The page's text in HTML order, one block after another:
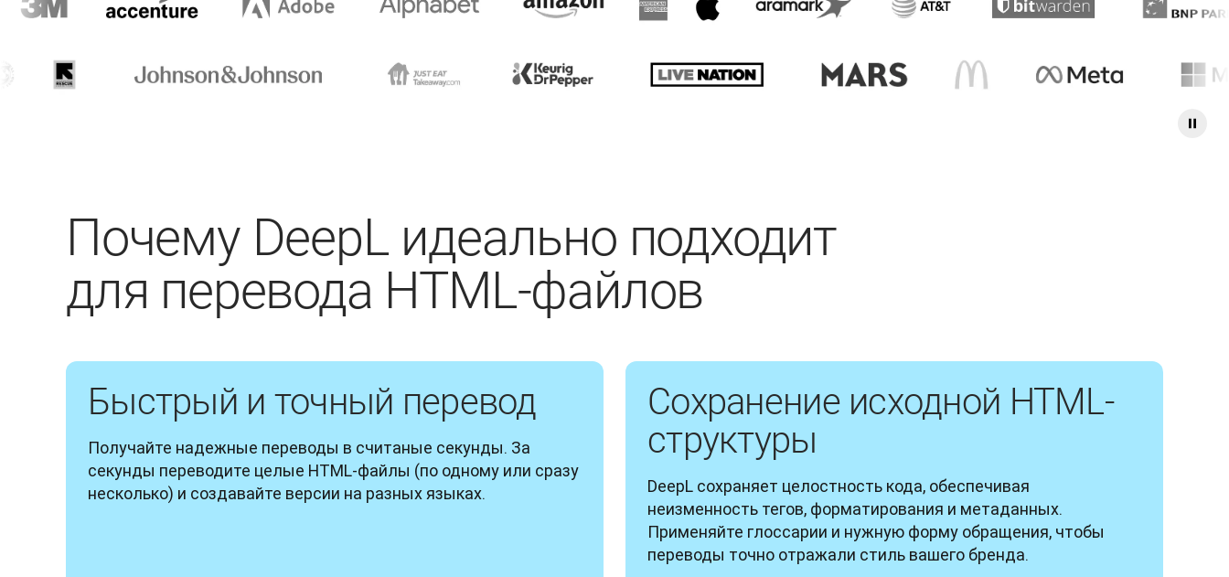
Почему DeepL идеально подходит
для перевода HTML-файлов
Быстрый и точный перевод
Получайте надежные переводы в считаные секунды. За
секунды переводите целые HTML-файлы (по одному или сразу
несколько) и создавайте версии на разных языках.
Сохранение исходной HTML-
структуры
DeepL сохраняет целостность кода, обеспечивая
неизменность тегов, форматирования и метаданных.
Применяйте глоссарии и нужную форму обращения, чтобы
переводы точно отражали стиль вашего бренда.